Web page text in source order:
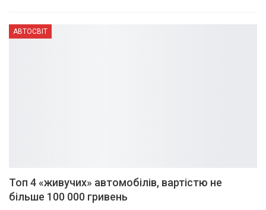
АВТОСВІТ
Топ 4 «живучих» автомобілів, вартістю не
більше 100 000 гривень